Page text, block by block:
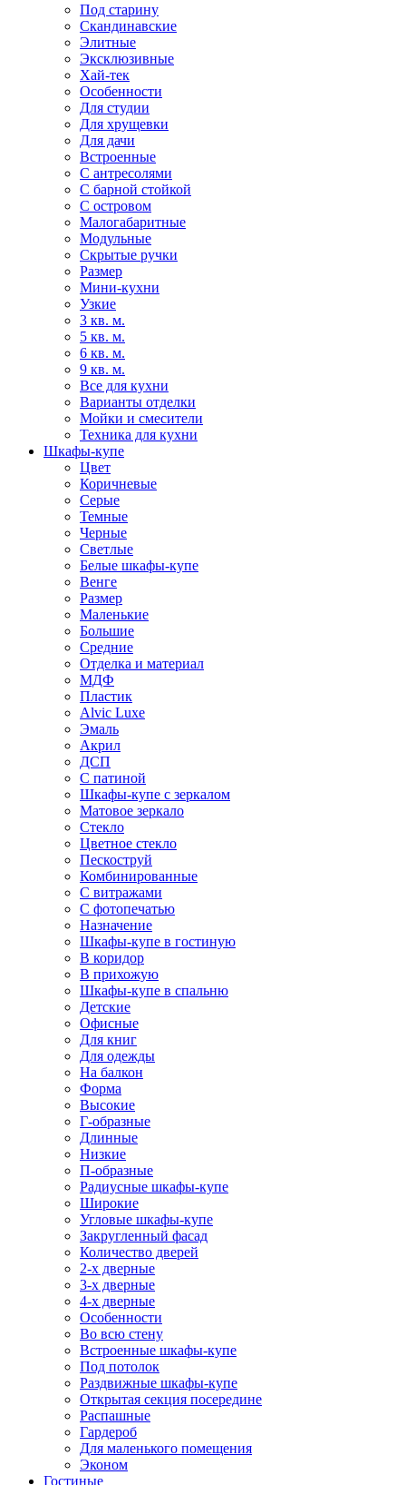
Под старину
Скандинавские
Элитные
Эксклюзивные
Хай-тек
Особенности
Для студии
Для хрущевки
Для дачи
Встроенные
С антресолями
С барной стойкой
С островом
Малогабаритные
Модульные
Скрытые ручки
Размер
Мини-кухни
Узкие
3 кв. м.
5 кв. м.
6 кв. м.
9 кв. м.
Все для кухни
Варианты отделки
Мойки и смесители
Техника для кухни
Шкафы-купе
Цвет
Коричневые
Серые
Темные
Черные
Светлые
Белые шкафы-купе
Венге
Размер
Маленькие
Большие
Средние
Отделка и материал
МДФ
Пластик
Alvic Luxe
Эмаль
Акрил
ДСП
С патиной
Шкафы-купе с зеркалом
Матовое зеркало
Стекло
Цветное стекло
Пескоструй
Комбинированные
С витражами
С фотопечатью
Назначение
Шкафы-купе в гостиную
В коридор
В прихожую
Шкафы-купе в спальню
Детские
Офисные
Для книг
Для одежды
На балкон
Форма
Высокие
Г-образные
Длинные
Низкие
П-образные
Радиусные шкафы-купе
Широкие
Угловые шкафы-купе
Закругленный фасад
Количество дверей
2-х дверные
3-х дверные
4-х дверные
Особенности
Во всю стену
Встроенные шкафы-купе
Под потолок
Раздвижные шкафы-купе
Открытая секция посередине
Распашные
Гардероб
Для маленького помещения
Эконом
Гостиные